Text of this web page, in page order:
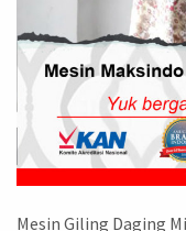
Mesin Giling Daging